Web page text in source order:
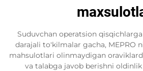
Suduvchan operatsion
darajali to'kilmalar gacha, MEPRO
mahsulotlari olinmaydigan
va talabga javob berishni